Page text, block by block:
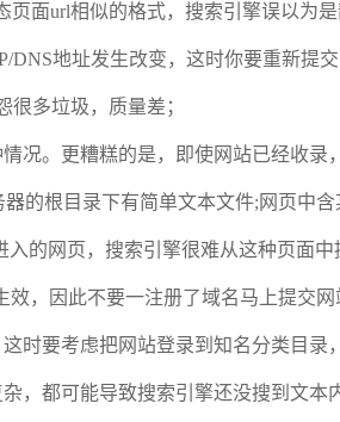
面url相似的格式，搜索引擎误以为是
地址发生改变，这时你要重新提交
多垃圾，质量差；
况。更糟糕的是，即使网站已经收录
的根目录下有简单文本文件;网页中含
入的网页，搜索引擎很难从这种页面中
，因此不要一注册了域名马上提交网
时要考虑把网站登录到知名分类目录
，都可能导致搜索引擎还没搜到文本